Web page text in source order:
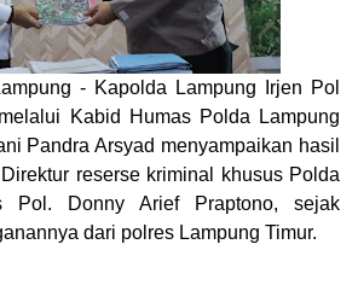
- Kapolda Lampung Irjen Pol
Kabid Humas Polda Lampung
Pandra Arsyad menyampaikan hasil
reserse kriminal khusus Polda
Pol. Donny Arief Praptono, sejak
dari polres Lampung Timur.